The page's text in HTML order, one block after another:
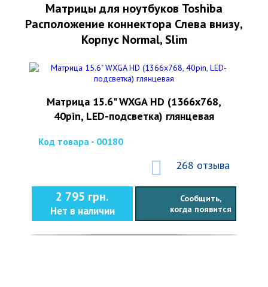
Матрицы для ноутбуков Toshiba
Расположение коннектора Слева внизу,
Корпус Normal, Slim
Матрица 15.6" WXGA HD (1366x768,
40pin, LED-подсветка) глянцевая
Код товара - 00180
268 отзыва
2 795 грн.
Нет в наличии
Сообщить,
когда появится